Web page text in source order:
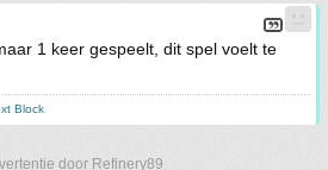
1 keer gespeelt, dit spel voelt te
Block
door Refinery89